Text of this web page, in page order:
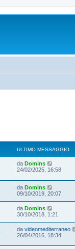
ULTIMO MESSAGGIO
da Domins
24/02/2025, 16:58
da Domins
09/10/2019, 20:07
da Domins
30/10/2018, 1:21
da videomediterraneo
26/04/2016, 18:34